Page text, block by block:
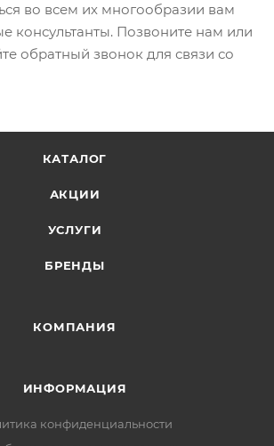
во всем их многообразии вам
консультанты. Позвоните нам или
обратный звонок для связи со
КАТАЛОГ
АКЦИИ
УСЛУГИ
БРЕНДЫ
КОМПАНИЯ
ИНФОРМАЦИЯ
конфиденциальности